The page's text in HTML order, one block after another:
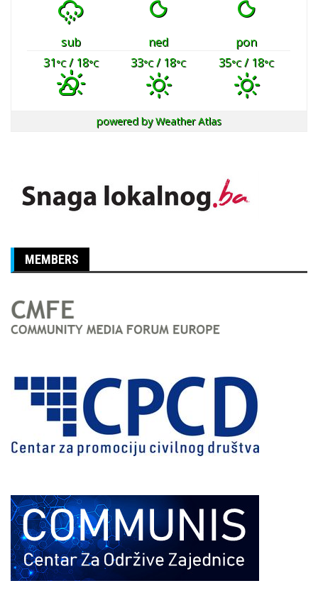
sub ned
pon
31°C/ 18°C 33°C/ 18°C 35°C/ 18°C
powered byWeather Atlas
MEMBERS